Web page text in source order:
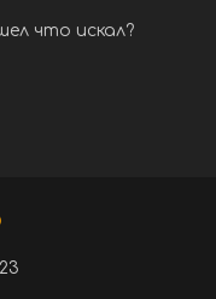
что искал?